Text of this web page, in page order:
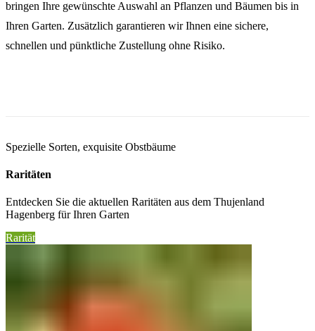
bringen Ihre gewünschte Auswahl an Pflanzen und Bäumen bis in
Ihren Garten. Zusätzlich garantieren wir Ihnen eine sichere,
schnellen und pünktliche Zustellung ohne Risiko.
Spezielle Sorten, exquisite Obstbäume
Raritäten
Entdecken Sie die aktuellen Raritäten aus dem Thujenland
Hagenberg für Ihren Garten
Rarität